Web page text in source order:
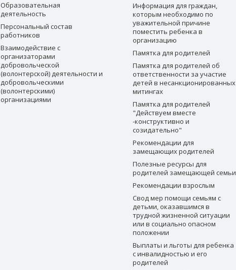
Образовательная
деятельность
Персональный состав
работников
Взаимодействие с
организаторами
добровольческой
(волонтерской) деятельности и
добровольческими
(волонтерскими)
организациями
Информация для граждан,
которым необходимо по
уважительной причине
поместить ребенка в
организацию
Памятка для родителей
Памятка для родителей об
ответственности за участие
детей в несанкционированных
митингах
Памятка для родителей
"Действуем вместе
-конструктивно и
созидательно"
Рекомендации для
замещающих родителей
Полезные ресурсы для
родителей замещающей семьи
Рекомендации взрослым
Свод мер помощи семьям с
детьми, оказавшимся в
трудной жизненной ситуации
или в социально опасном
положении
Выплаты и льготы для ребенка
с инвалидностью и его
родителей